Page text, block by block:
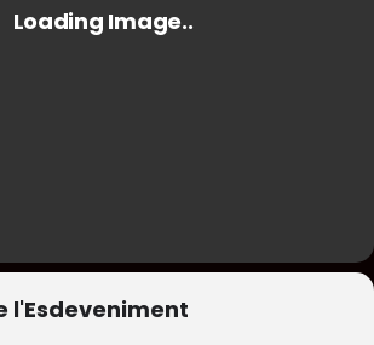
l'Esdeveniment